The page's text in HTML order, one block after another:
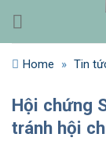
qua
nội
dungHome » Tin
Hội chứng
tránh hội